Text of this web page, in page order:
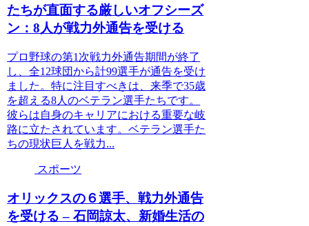
たちが直面する厳しいオフシーズ
ン：8人が戦力外通告を受ける
プロ野球の第1次戦力外通告期間が終了
し、全12球団から計99選手が通告を受け
ました。特に注目すべきは、来季で35歳
を超える8人のベテラン選手たちです。
彼らは自身のキャリアにおける重要な岐
路に立たされています。ベテラン選手た
ちの現状巨人を戦力...
スポーツ
オリックスの６選手、戦力外通告
を受ける – 石岡諒太、新婚生活の